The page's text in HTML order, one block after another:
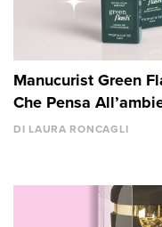
Manucurist Green
Che Pensa
DI LAURA RONCAGLI